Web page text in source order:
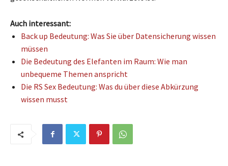
Auch interessant:
Back up Bedeutung: Was Sie über Datensicherung wissen
müssen
Die Bedeutung des Elefanten im Raum: Wie man
unbequeme Themen anspricht
Die RS Sex Bedeutung: Was du über diese Abkürzung
wissen musst